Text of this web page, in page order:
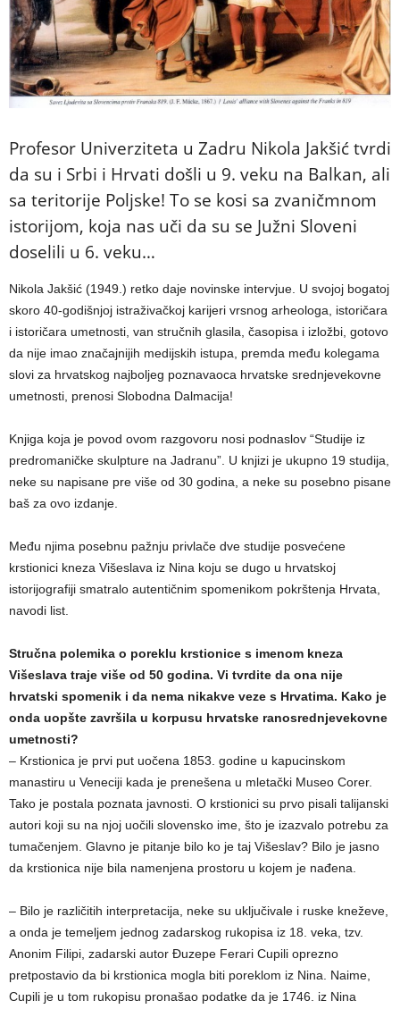
Profesor Univerziteta u Zadru Nikola Jakšić tvrdi
da su i Srbi i Hrvati došli u 9. veku na Balkan, ali
sa teritorije Poljske! To se kosi sa zvaničmnom
istorijom, koja nas uči da su se Južni Sloveni
doselili u 6. veku…
Nikola Jakšić (1949.) retko daje novinske intervjue. U svojoj bogatoj
skoro 40-godišnjoj istraživačkoj karijeri vrsnog arheologa, istoričara
i istoričara umetnosti, van stručnih glasila, časopisa i izložbi, gotovo
da nije imao značajnijih medijskih istupa, premda među kolegama
slovi za hrvatskog najboljeg poznavaoca hrvatske srednjevekovne
umetnosti, prenosi Slobodna Dalmacija!
Knjiga koja je povod ovom razgovoru nosi podnaslov “Studije iz
predromaničke skulpture na Jadranu”. U knjizi je ukupno 19 studija,
neke su napisane pre više od 30 godina, a neke su posebno pisane
baš za ovo izdanje.
Među njima posebnu pažnju privlače dve studije posvećene
krstionici kneza Višeslava iz Nina koju se dugo u hrvatskoj
istorijografiji smatralo autentičnim spomenikom pokrštenja Hrvata,
navodi list.
Stručna polemika o poreklu krstionice s imenom kneza
Višeslava traje više od 50 godina. Vi tvrdite da ona nije
hrvatski spomenik i da nema nikakve veze s Hrvatima. Kako je
onda uopšte završila u korpusu hrvatske ranosrednjevekovne
umetnosti?
– Krstionica je prvi put uočena 1853. godine u kapucinskom
manastiru u Veneciji kada je prenešena u mletački Museo Corer.
Tako je postala poznata javnosti. O krstionici su prvo pisali talijanski
autori koji su na njoj uočili slovensko ime, što je izazvalo potrebu za
tumačenjem. Glavno je pitanje bilo ko je taj Višeslav? Bilo je jasno
da krstionica nije bila namenjena prostoru u kojem je nađena.
– Bilo je različitih interpretacija, neke su uključivale i ruske kneževe,
a onda je temeljem jednog zadarskog rukopisa iz 18. veka, tzv.
Anonim Filipi, zadarski autor Đuzepe Ferari Cupili oprezno
pretpostavio da bi krstionica mogla biti poreklom iz Nina. Naime,
Cupili je u tom rukopisu pronašao podatke da je 1746. iz Nina